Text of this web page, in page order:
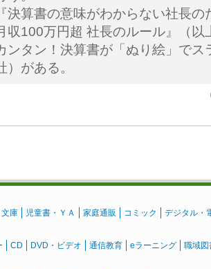
決算書の意味がわからない社長の
収100万円超 社長のルール』（以
ンタン！決算書が「ぬり絵」で
がある。
文庫 児童書・ＹＡ 家庭通販 コミック デジタル・
CD DVD・ビデオ 通信教育 eラーニング 職域図